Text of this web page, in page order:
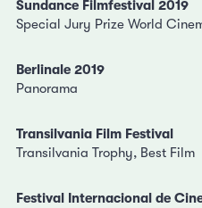
Sundance Filmfestival 2019
Special Jury Prize World
Berlinale 2019
Panorama
Transilvania Film Festival
Transilvania Trophy, Best Film
Festival Internacional de